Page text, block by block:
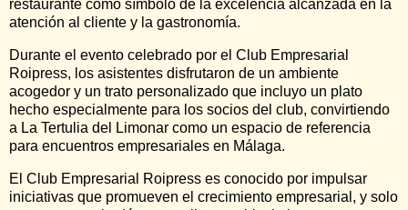
restaurante como símbolo de la excelencia alcanzada en la
atención al cliente y la gastronomía.
Durante el evento celebrado por el Club Empresarial
Roipress, los asistentes disfrutaron de un ambiente
acogedor y un trato personalizado que incluyo un plato
hecho especialmente para los socios del club, convirtiendo
a La Tertulia del Limonar como un espacio de referencia
para encuentros empresariales en Málaga.
El Club Empresarial Roipress es conocido por impulsar
iniciativas que promueven el crecimiento empresarial, y solo